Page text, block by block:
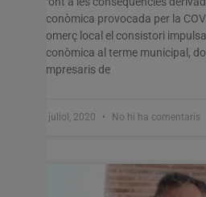
econòmica provocada per la
comerç local el consistori
econòmica al terme municipal,
empresaris de
1 juliol, 2020 No hi ha comentaris